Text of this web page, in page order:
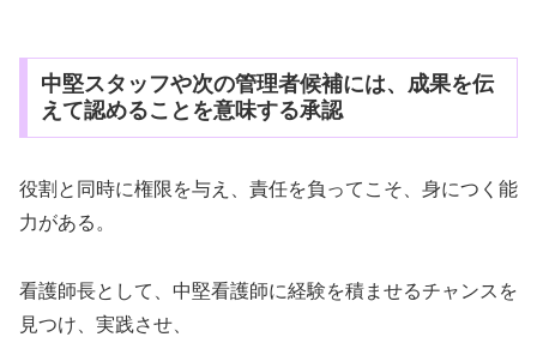
中堅スタッフや次の管理者候補には、成果を伝
えて認めることを意味する承認
役割と同時に権限を与え、責任を負ってこそ、身につく能
力がある。
看護師長として、中堅看護師に経験を積ませるチャンスを
見つけ、実践させ、